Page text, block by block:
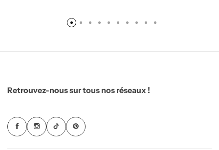
Retrouvez-nous sur tous nos réseaux !